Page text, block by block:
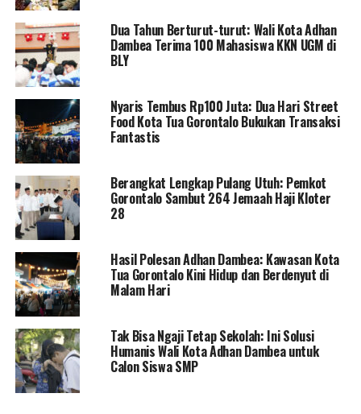
punya jabatan tapi
berlebih-lebihan,” ungkap
Wali Kota Adhan saat
memimpin apel di RSUD
Aloei Saboe pada Senin
(6/10/2025) pagi.
Untuk mengatasi masalah tersebut, Wali Kota
memutuskan untuk memindahkan staf tersebut ke tugas
lain dengan harapan ia dapat memperbaiki perilakunya.
Langkah ini diambil untuk menjaga kualitas pelayanan di
RSUD Aloei Saboe agar tidak semakin memburuk.
“Saya pindah tugaskan,”
kata Wali Kota Adhan, yang
sebelumnya pernah
Dua Tahun Berturut-turut: Wali Kota Adhan
Dambea Terima 100 Mahasiswa KKN UGM di
BLY
Nyaris Tembus Rp100 Juta: Dua Hari Street
Food Kota Tua Gorontalo Bukukan Transaksi
Fantastis
Berangkat Lengkap Pulang Utuh: Pemkot
Gorontalo Sambut 264 Jemaah Haji Kloter
28
Hasil Polesan Adhan Dambea: Kawasan Kota
Tua Gorontalo Kini Hidup dan Berdenyut di
Malam Hari
Tak Bisa Ngaji Tetap Sekolah: Ini Solusi
Humanis Wali Kota Adhan Dambea untuk
Calon Siswa SMP